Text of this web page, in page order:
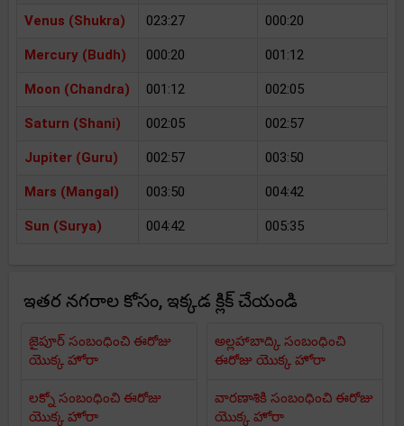
Venus (Shukra) 023:27 000:20
Mercury (Budh) 000:20 001:12
Moon (Chandra) 001:12 002:05
Saturn (Shani) 002:05 002:57
Jupiter (Guru) 002:57 003:50
Mars (Mangal) 003:50 004:42
Sun (Surya) 004:42 005:35
ఇతర నగరాల కోసం, ఇక్కడ క్లిక్ చేయండి
జైపూర్ సంబంధించి ఈరోజు
యొక్క హోరా
లక్నో సంబంధించి ఈరోజు
యొక్క హోరా
అల్లహాబాద్కి సంబంధించి
ఈరోజు యొక్క హోరా
వారణాశికి సంబంధించి ఈరోజు
యొక్క హోరా